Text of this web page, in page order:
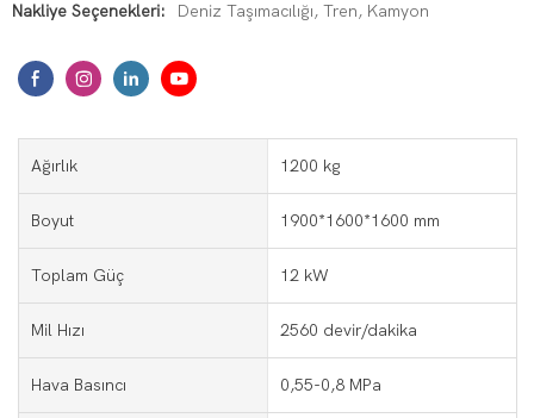
Nakliye Seçenekleri: Deniz Taşımacılığı, Tren, Kamyon
Ağırlık 1200 kg
Boyut 1900*1600*1600 mm
Toplam Güç 12 kW
Mil Hızı 2560 devir/dakika
Hava Basıncı 0,55-0,8 MPa